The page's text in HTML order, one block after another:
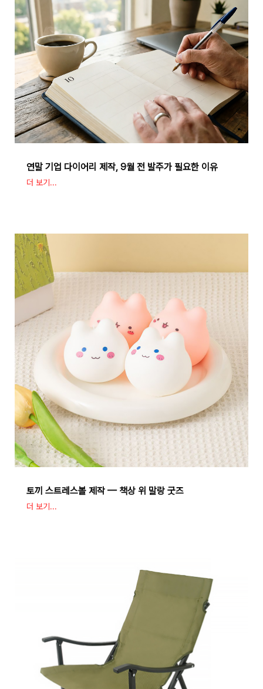
연말 기업 다이어리 제작, 9월 전 발주가 필요한 이유
더 보기...
토끼 스트레스볼 제작 — 책상 위 말랑 굿즈
더 보기...